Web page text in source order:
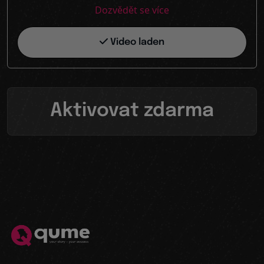
Dozvědět se více
Video laden
Aktivovat zdarma